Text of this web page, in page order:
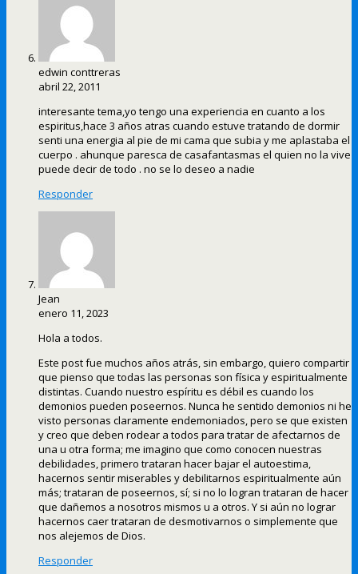
edwin conttreras
abril 22, 2011
interesante tema,yo tengo una experiencia en cuanto a los
espiritus,hace 3 años atras cuando estuve tratando de dormir
senti una energia al pie de mi cama que subia y me aplastaba el
cuerpo . ahunque paresca de casafantasmas el quien no la vive
puede decir de todo . no se lo deseo a nadie
Responder
Jean
enero 11, 2023
Hola a todos.
Este post fue muchos años atrás, sin embargo, quiero compartir
que pienso que todas las personas son física y espiritualmente
distintas. Cuando nuestro espíritu es débil es cuando los
demonios pueden poseernos. Nunca he sentido demonios ni he
visto personas claramente endemoniados, pero se que existen
y creo que deben rodear a todos para tratar de afectarnos de
una u otra forma; me imagino que como conocen nuestras
debilidades, primero trataran hacer bajar el autoestima,
hacernos sentir miserables y debilitarnos espiritualmente aún
más; trataran de poseernos, sí; si no lo logran trataran de hacer
que dañemos a nosotros mismos u a otros. Y si aún no lograr
hacernos caer trataran de desmotivarnos o simplemente que
nos alejemos de Dios.
Responder